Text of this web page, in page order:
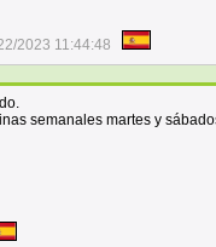
2023 11:44:48
semanales martes y